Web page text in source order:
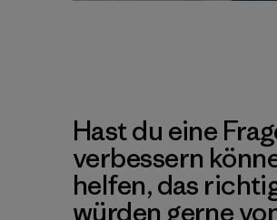
Hast du eine
verbessern
helfen, das
würden gerne